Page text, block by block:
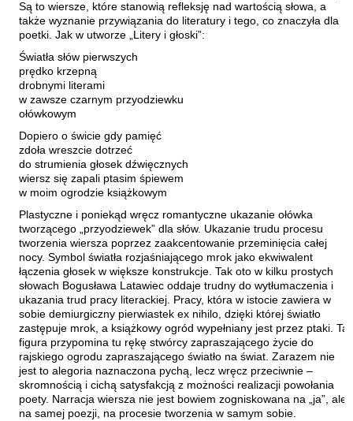
Mirahina Agnieszka
Mrozek Mirosław
Muszer Dariusz
Niewrzęda Krzysztof
Nowakowska Ewa Elżbieta
Nowakowski Jakub
Obrąpalska Grażyna
Olak Elżbieta
Olsińska Halszka
Orzeł Paweł
Pacukiewicz Marek
Pawłowski Jakub Michał
Piaskowska-Majzel Mirosława
Pietrzak Tomasz
Pląder Halina
Południak Małgorzata
Przyboś Uta
Są to wiersze, które stanowią refleksję nad wartością słowa, a
także wyznanie przywiązania do literatury i tego, co znaczyła dla
poetki. Jak w utworze „Litery i głoski”:
Światła słów pierwszych
prędko krzepną
drobnymi literami
w zawsze czarnym przyodziewku
ołówkowym
Dopiero o świcie gdy pamięć
zdoła wreszcie dotrzeć
do strumienia głosek dźwięcznych
wiersz się zapali ptasim śpiewem
w moim ogrodzie książkowym
Plastyczne i poniekąd wręcz romantyczne ukazanie ołówka
tworzącego „przyodziewek” dla słów. Ukazanie trudu procesu
tworzenia wiersza poprzez zaakcentowanie przeminięcia całej
nocy. Symbol światła rozjaśniającego mrok jako ekwiwalent
łączenia głosek w większe konstrukcje. Tak oto w kilku prostych
słowach Bogusława Latawiec oddaje trudny do wytłumaczenia i
ukazania trud pracy literackiej. Pracy, która w istocie zawiera w
sobie demiurgiczny pierwiastek ex nihilo, dzięki której światło
zastępuje mrok, a książkowy ogród wypełniany jest przez ptaki. Ta
figura przypomina tu rękę stwórcy zapraszającego życie do
rajskiego ogrodu zapraszającego światło na świat. Zarazem nie
jest to alegoria naznaczona pychą, lecz wręcz przeciwnie –
skromnością i cichą satysfakcją z możności realizacji powołania
poety. Narracja wiersza nie jest bowiem zogniskowana na „ja”, ale
na samej poezji, na procesie tworzenia w samym sobie.